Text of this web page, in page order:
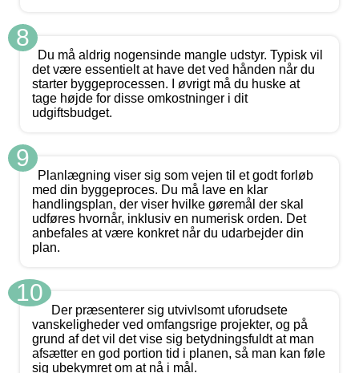
8
Du må aldrig nogensinde mangle udstyr. Typisk vil
det være essentielt at have det ved hånden når du
starter byggeprocessen. I øvrigt må du huske at
tage højde for disse omkostninger i dit
udgiftsbudget.
9
Planlægning viser sig som vejen til et godt forløb
med din byggeproces. Du må lave en klar
handlingsplan, der viser hvilke gøremål der skal
udføres hvornår, inklusiv en numerisk orden. Det
anbefales at være konkret når du udarbejder din
plan.
10
Der præsenterer sig utvivlsomt uforudsete
vanskeligheder ved omfangsrige projekter, og på
grund af det vil det vise sig betydningsfuldt at man
afsætter en god portion tid i planen, så man kan føle
sig ubekymret om at nå i mål.